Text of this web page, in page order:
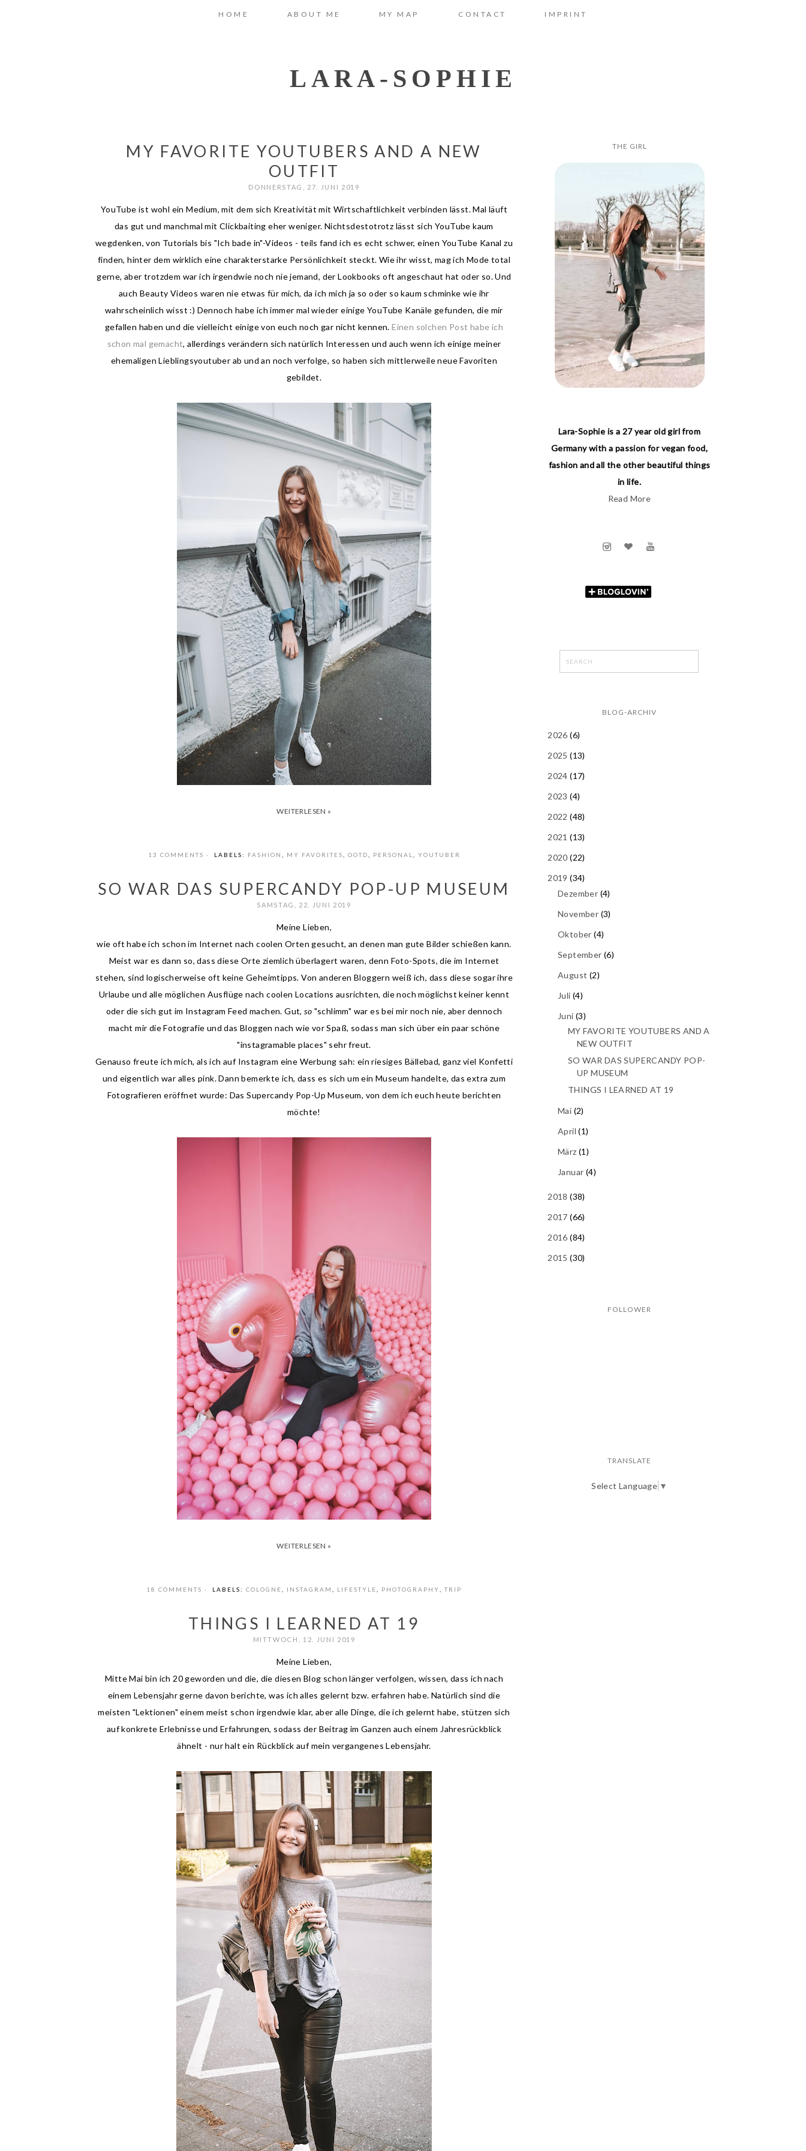
HOME ABOUT ME MY MAP CONTACT IMPRINT
LARA-SOPHIE
MY FAVORITE YOUTUBERS AND A NEW
OUTFIT
DONNERSTAG, 27. JUNI 2019
YouTube ist wohl ein Medium, mit dem sich Kreativität mit Wirtschaftlichkeit verbinden lässt. Mal läuft
das gut und manchmal mit Clickbaiting eher weniger. Nichtsdestotrotz lässt sich YouTube kaum
wegdenken, von Tutorials bis "Ich bade in"-Videos - teils fand ich es echt schwer, einen YouTube Kanal zu
finden, hinter dem wirklich eine charakterstarke Persönlichkeit steckt. Wie ihr wisst, mag ich Mode total
gerne, aber trotzdem war ich irgendwie noch nie jemand, der Lookbooks oft angeschaut hat oder so. Und
auch Beauty Videos waren nie etwas für mich, da ich mich ja so oder so kaum schminke wie ihr
wahrscheinlich wisst :) Dennoch habe ich immer mal wieder einige YouTube Kanäle gefunden, die mir
gefallen haben und die vielleicht einige von euch noch gar nicht kennen.Einen solchen Post habe ich
schon mal gemacht, allerdings verändern sich natürlich Interessen und auch wenn ich einige meiner
ehemaligen Lieblingsyoutuber ab und an noch verfolge, so haben sich mittlerweile neue Favoriten
gebildet.
WEITERLESEN »
13 COMMENTS LABELS: FASHION MY FAVORITES OOTD PERSONAL YOUTUBER
SO WAR DAS SUPERCANDY POP-UP MUSEUM
SAMSTAG, 22. JUNI 2019
Meine Lieben,
wie oft habe ich schon im Internet nach coolen Orten gesucht, an denen man gute Bilder schießen kann.
Meist war es dann so, dass diese Orte ziemlich überlagert waren, denn Foto-Spots, die im Internet
stehen, sind logischerweise oft keine Geheimtipps. Von anderen Bloggern weiß ich, dass diese sogar ihre
Urlaube und alle möglichen Ausflüge nach coolen Locations ausrichten, die noch möglichst keiner kennt
oder die sich gut im Instagram Feed machen. Gut,so "schlimm" war es bei mir noch nie, aber dennoch
macht mir die Fotografie und das Bloggen nach wie vor Spaß, sodass man sich über ein paar schöne
"instagramable places" sehr freut.
Genauso freute ich mich, als ich auf Instagram eine Werbung sah: ein riesiges Bällebad, ganz viel Konfetti
und eigentlich war alles pink. Dann bemerkte ich, dass es sich um ein Museum handelte, das extra zum
Fotografieren eröffnet wurde: Das Supercandy Pop-Up Museum, von dem ich euch heute berichten
möchte!
WEITERLESEN »
18 COMMENTS LABELS: COLOGNE INSTAGRAM LIFESTYLE PHOTOGRAPHY ,TRIP
THINGS I LEARNED AT 19
MITTWOCH, 12. JUNI 2019
Meine Lieben,
Mitte Mai bin ich 20 geworden und die, die diesen Blog schon länger verfolgen, wissen, dass ich nach
einem Lebensjahr gerne davon berichte, was ich alles gelernt bzw. erfahren habe. Natürlich sind die
meisten "Lektionen" einem meist schon irgendwie klar, aber alle Dinge, die ich gelernt habe, stützen sich
auf konkrete Erlebnisse und Erfahrungen, sodass der Beitrag im Ganzen auch einem Jahresrückblick
ähnelt - nur halt ein Rückblick auf mein vergangenes Lebensjahr.
THE GIRL
Lara-Sophie is a 27 year old girl from
Germany with a passion for vegan food,
fashion and all the other beautiful things
in life.
Read More
BLOG-ARCHIV
2026(6)
2025(13)
2024(17)
2023(4)
2022(48)
2021(13)
2020(22)
2019(34)
Dezember (4)
November (3)
Oktober(4)
September (6)
August (2)
Juli (4)
Juni (3)
MY FAVORITE YOUTUBERS AND A
NEW OUTFIT
SO WAR DAS SUPERCANDY POP-
UP MUSEUM
THINGS I LEARNED AT 19
Mai (2)
April(1)
März (1)
Januar (4)
2018(38)
2017(66)
2016(84)
2015(30)
FOLLOWER
TRANSLATE
Select Language ▼